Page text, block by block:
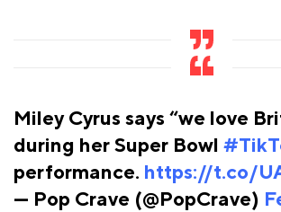
Miley Cyrus says “we love
during her Super Bowl
performance. https://t.co/
— Pop Crave (@PopCrave)